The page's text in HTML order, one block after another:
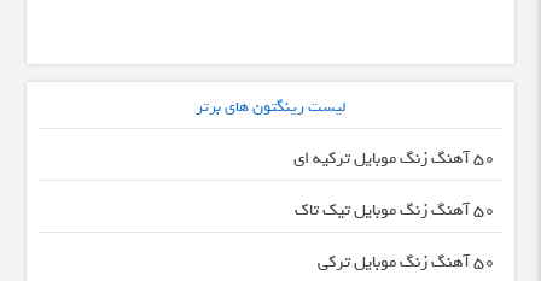
لیست رینگتون های برتر
50 آهنگ زنگ موبایل ترکیه ای
50 آهنگ زنگ موبایل تیک تاک
50 آهنگ زنگ موبایل ترکی